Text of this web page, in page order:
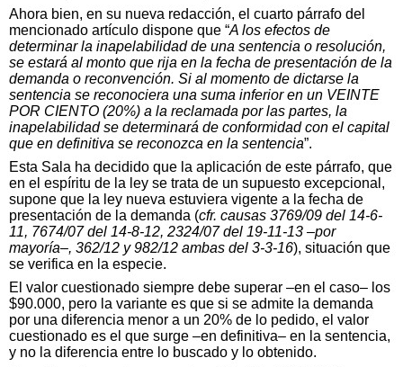
Ahora bien, en su nueva redacción, el cuarto párrafo del
mencionado artículo dispone que “A los efectos de
determinar la inapelabilidad de una sentencia o resolución,
se estará al monto que rija en la fecha de presentación de la
demanda o reconvención. Si al momento de dictarse la
sentencia se reconociera una suma inferior en un VEINTE
POR CIENTO (20%) a la reclamada por las partes, la
inapelabilidad se determinará de conformidad con el capital
que en definitiva se reconozca en la sentencia”.
Esta Sala ha decidido que la aplicación de este párrafo, que
en el espíritu de la ley se trata de un supuesto excepcional,
supone que la ley nueva estuviera vigente a la fecha de
presentación de la demanda (cfr. causas 3769/09 del 14-6-
11, 7674/07 del 14-8-12, 2324/07 del 19-11-13 –por
mayoría–, 362/12 y 982/12 ambas del 3-3-16), situación que
se verifica en la especie.
El valor cuestionado siempre debe superar –en el caso– los
$90.000, pero la variante es que si se admite la demanda
por una diferencia menor a un 20% de lo pedido, el valor
cuestionado es el que surge –en definitiva– en la sentencia,
y no la diferencia entre lo buscado y lo obtenido.